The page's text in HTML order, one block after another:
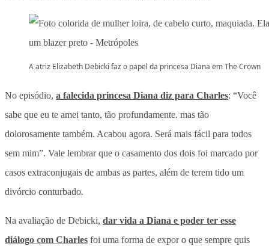
A atriz Elizabeth Debicki faz o papel da princesa Diana em The Crown
No episódio, a falecida princesa Diana diz para Charles: “Você
sabe que eu te amei tanto, tão profundamente. mas tão
dolorosamente também. Acabou agora. Será mais fácil para todos
sem mim”. Vale lembrar que o casamento dos dois foi marcado por
casos extraconjugais de ambas as partes, além de terem tido um
divórcio conturbado.
Na avaliação de Debicki, dar vida a Diana e poder ter esse
diálogo com Charles foi uma forma de expor o que sempre quis